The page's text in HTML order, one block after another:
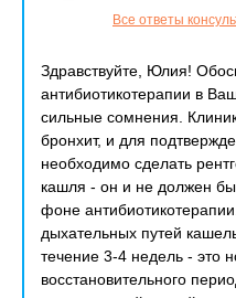
Все ответы
Здравствуйте, Юлия!
антибиотикотерапии в
сильные сомнения.
бронхит, и для
необходимо сделать
кашля - он и не должен
фоне
дыхательных путей
течение 3-4 недель - это
восстановительного